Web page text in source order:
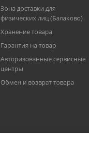
Зона доставки для
физических лиц (Балаково)
Хранение товара
Гарантия на товар
Авторизованные сервисные
центры
Обмен и возврат товара